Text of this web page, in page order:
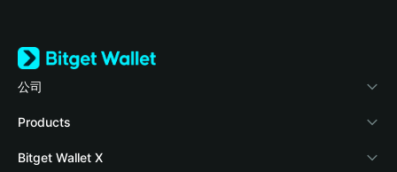
公司
關於 Bitget Wallet
部落格
Products
Crypto Card
Bitget Wallet X